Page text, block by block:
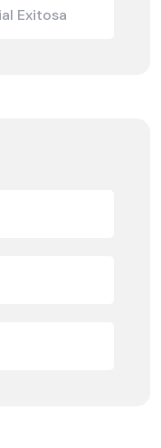
Exitosa